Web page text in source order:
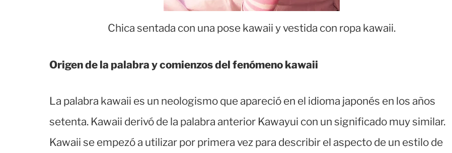
Chica sentada con una pose kawaii y vestida con ropa kawaii.
Origen de la palabra y comienzos del fenómeno kawaii
La palabra kawaii es un neologismo que apareció en el idioma japonés en los años
setenta. Kawaii derivó de la palabra anterior Kawayui con un significado muy similar.
Kawaii se empezó a utilizar por primera vez para describir el aspecto de un estilo de